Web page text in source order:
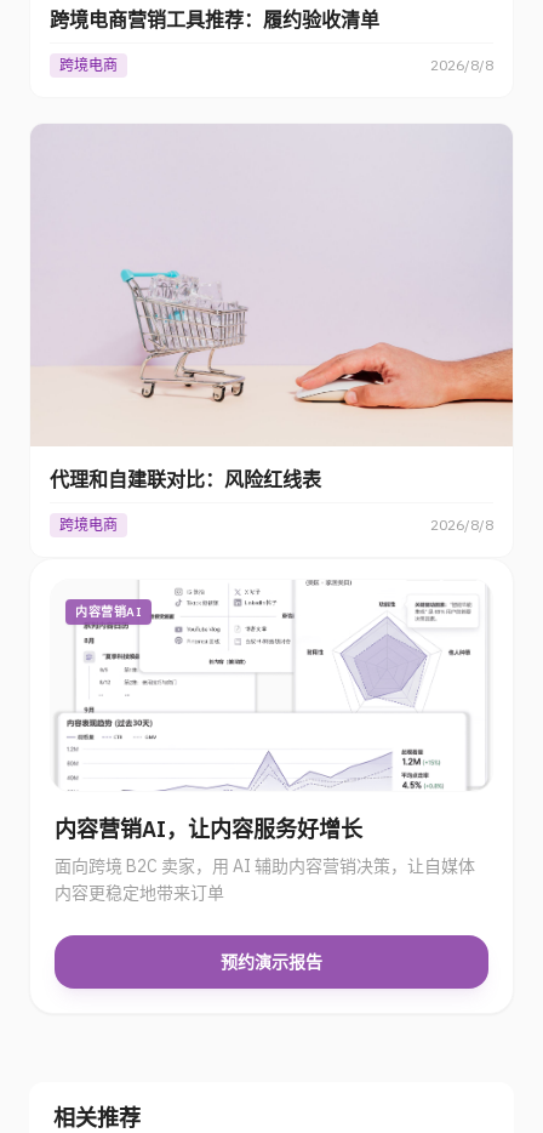
跨境电商营销工具推荐：履约验收清单
跨境电商 2026/8/8
代理和自建联对比：风险红线表
跨境电商 2026/8/8
内容营销AI
内容营销AI，让内容服务好增长
面向跨境 B2C 卖家，用 AI 辅助内容营销决策，让自媒体
内容更稳定地带来订单
预约演示报告
相关推荐